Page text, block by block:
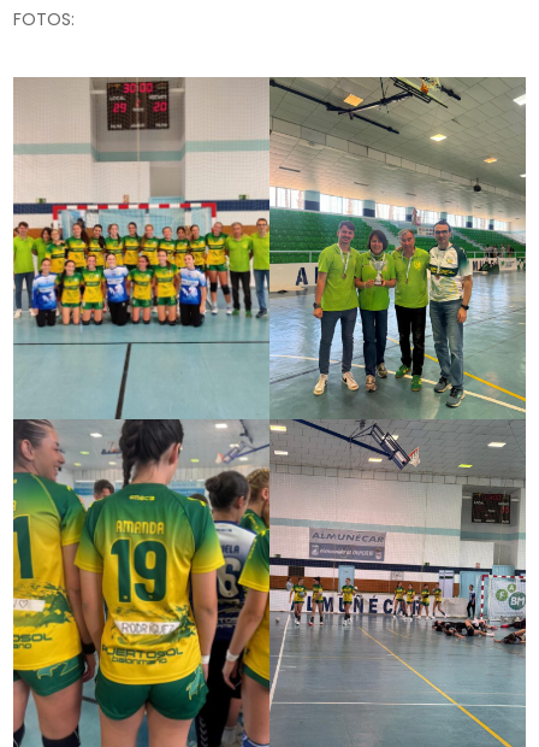
FOTOS: